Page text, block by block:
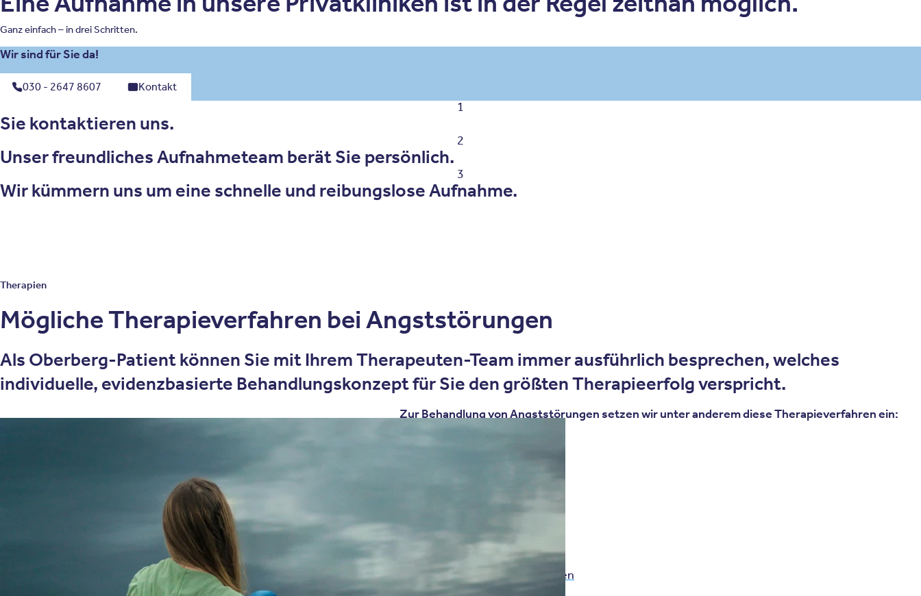
Ganz einfach – in drei Schritten.
Wir sind für Sie da!
030 - 2647 8607 Kontakt
1
Sie kontaktieren uns.
2
Unser freundliches Aufnahmeteam berät Sie persönlich.
3
Wir kümmern uns um eine schnelle und reibungslose Aufnahme.
Therapien
Mögliche Therapieverfahren bei Angststörungen
Als Oberberg-Patient können Sie mit Ihrem Therapeuten-Team immer ausführlich besprechen, welches
individuelle, evidenzbasierte Behandlungskonzept für Sie den größten Therapieerfolg verspricht.
Zur Behandlung von Angststörungen setzen wir unter anderem diese Therapieverfahren ein:
Biofeedback
Biologische Therapieverfahren